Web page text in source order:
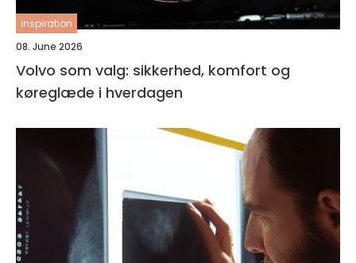
inspiration
08. June 2026
Volvo som valg: sikkerhed, komfort og
køreglæde i hverdagen